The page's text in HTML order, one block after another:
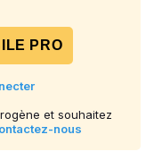
PRO
et souhaitez
nous